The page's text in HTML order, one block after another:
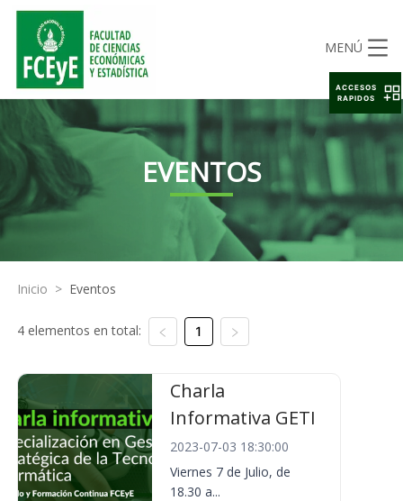
MENÚ
EVENTOS
Inicio > Eventos
4 elementos en total: 1
Charla
Informativa GETI
2023-07-03 18:30:00
Viernes 7 de Julio, de
18.30 a...
ACCESOS
RAPIDOS